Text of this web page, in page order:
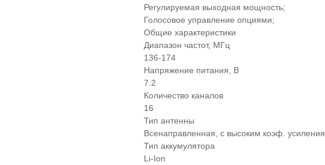
Регулируемая выходная мощность;
Голосовое управление опциями;
Общие характеристики
Диапазон частот, МГц
136-174
Напряжение питания, В
7.2
Количество каналов
16
Тип антенны
Всенаправленная, с высоким коэф. усиления
Тип аккумулятора
Li-Ion